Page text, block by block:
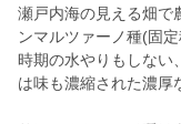
瀬戸内海の見える畑で
ンマルツァーノ種(固
時期の水やりもしない
は味も濃縮された濃厚